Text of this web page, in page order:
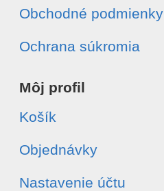
Obchodné podmienky
Ochrana súkromia
Môj profil
Košík
Objednávky
Nastavenie účtu